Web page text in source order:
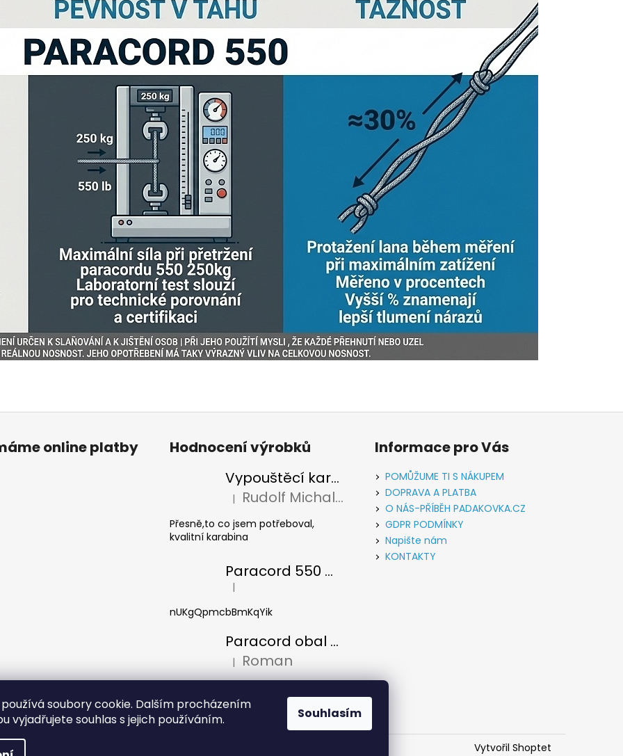
soubory cookie. Dalším procházením
vyjadřujete souhlas s jejich používáním.
Souhlasím
online platby
Hodnocení výrobků
Vypouštěcí karabina kovová stříbrná
Hodnocení produktu je 5 z 5 hvězdiček.
| Rudolf Michalec
Přesně,to co jsem potřeboval,
kvalitní karabina
Paracord 550 metráž Světle zelená
Hodnocení produktu je 5 z 5 hvězdiček.
|
nUKgQpmcbBmKqYik
Paracord obal na láhev
Hodnocení produktu je 5 z 5 hvězdiček.
| Roman
(síťku)na láhev Nalgene 1 litr se
širokým hrdlem, takže zaslanou...
Informace pro Vás
POMŮŽUME TI S NÁKUPEM
DOPRAVA A PLATBA
O NÁS-PŘÍBĚH PADAKOVKA.CZ
GDPR PODMÍNKY
Napište nám
KONTAKTY
Vytvořil Shoptet